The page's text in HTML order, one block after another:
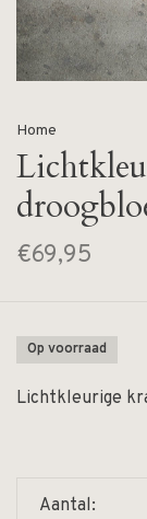
Home
€69,95
Op voorraad
Lichtkleurige
Aantal: